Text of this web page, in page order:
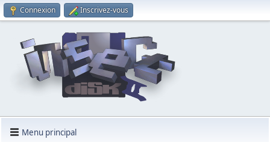
Connexion Inscrivez-vous
Menu principal